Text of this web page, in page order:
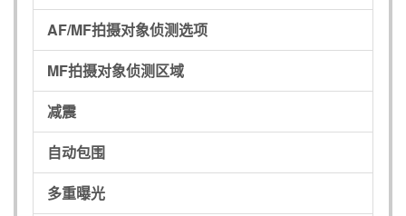
AF/MF拍摄对象侦测选项
MF拍摄对象侦测区域
减震
自动包围
多重曝光